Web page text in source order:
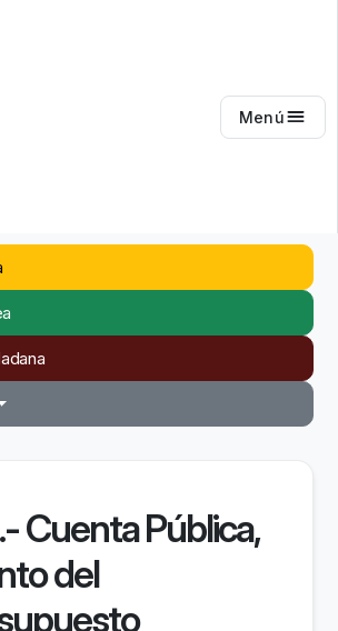
Menú
Cuenta Pública,
del